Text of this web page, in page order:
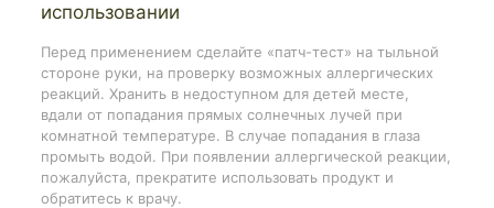
использовании
Перед применением сделайте «патч-тест» на тыльной
стороне руки, на проверку возможных аллергических
реакций. Хранить в недоступном для детей месте,
вдали от попадания прямых солнечных лучей при
комнатной температуре. В случае попадания в глаза
промыть водой. При появлении аллергической реакции,
пожалуйста, прекратите использовать продукт и
обратитесь к врачу.